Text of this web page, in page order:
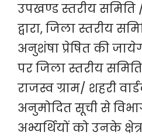
उपखण्ड स्तरीय समिति
द्वारा, जिला स्तरीय
अनुशंषा प्रेषित की
पर जिला स्तरीय समिति
राजस्व ग्राम/ शहरी
अनुमोदित सूची से
अभ्यर्थियों को उनके